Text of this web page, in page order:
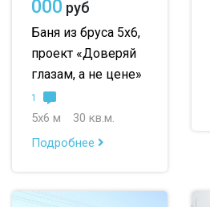
000 руб
Баня из бруса 5х6,
проект «Доверяй
глазам, а не цене»
1
5х6 м
30 кв.м.
Подробнее